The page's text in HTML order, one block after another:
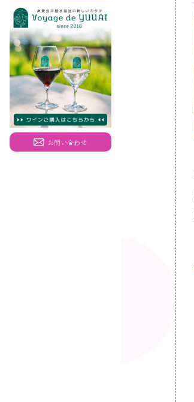
お問い合わせ